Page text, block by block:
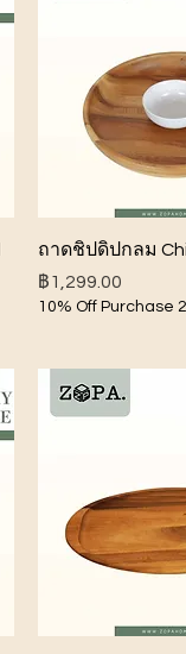
ดูข้อมูล
ถาดชิปดิปกลม
ราคา
฿1,299.00
10% Off Purchase